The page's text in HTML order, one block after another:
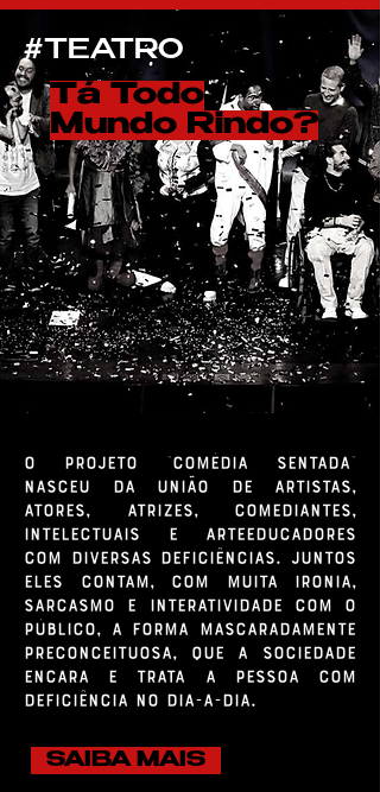
#TEATRO
Tá Todo
Mundo Rindo?
O projeto "Comédia Sentada"
nasceu da união de artistas,
atores, atrizes, comediantes,
intelectuais e arteeducadores
com diversas deficiências. Juntos
eles contam, com muita ironia,
sarcasmo e interatividade com o
público, a forma mascaradamente
preconceituosa, que a sociedade
encara e trata a Pessoa com
Deficiência no dia-a-dia.
SAIBA MAIS